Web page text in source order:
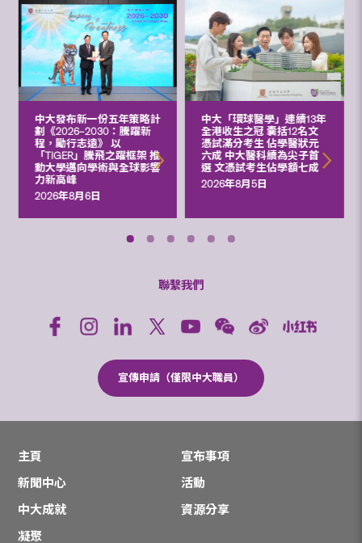
中大發布新一份五年策略計
劃《2026‒2030：騰躍新
程，勵行志遠》 以
「TIGER」騰飛之躍框架 推
動大學邁向學術與全球影響
力新高峰
2026年8月6日
中大「環球醫學」連續13年
全港收生之冠 囊括12名文
憑試滿分考生 佔學醫狀元
六成 中大醫科續為尖子首
選 文憑試考生佔學額七成
2026年8月5日
聯繫我們
宣傳申請（僅限中大職員）
主頁
宣布事項
新聞中心
活動
中大成就
資源分享
凝聚